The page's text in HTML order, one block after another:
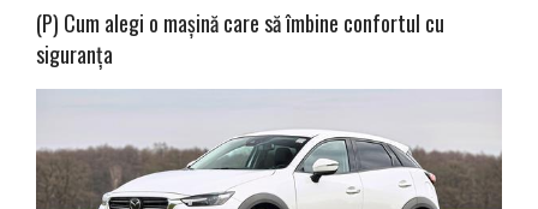
(P) Cum alegi o mașină care să îmbine confortul cu
siguranța